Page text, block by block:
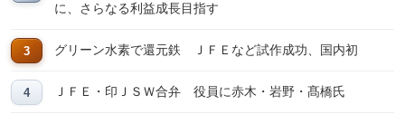
に、さらなる利益成長目指す
グリーン水素で還元鉄 ＪＦＥなど試作成功、国内初
ＪＦＥ・印ＪＳＷ合弁 役員に赤木・岩野・髙橋氏